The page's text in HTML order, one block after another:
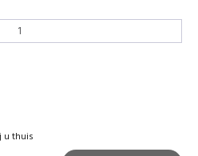
u thuis